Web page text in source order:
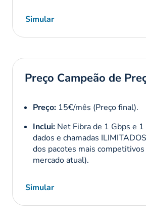
Simular
Preço Campeão de
Preço: 15€/mês (Preço final).
Inclui: Net Fibra de 1 Gbps e
dados e chamadas
dos pacotes mais
mercado atual).
Simular